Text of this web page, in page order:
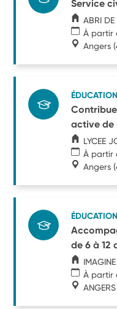
Service
ABRI DE
À partir
Angers
active de
LYCEE
À partir
Angers
de 6 à 12
À partir
ANGERS